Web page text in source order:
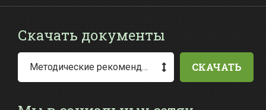
Скачать документы
Методические рекомендации по заполнению заявления о выдаче разрешения на специальное водопользование СКАЧАТЬ